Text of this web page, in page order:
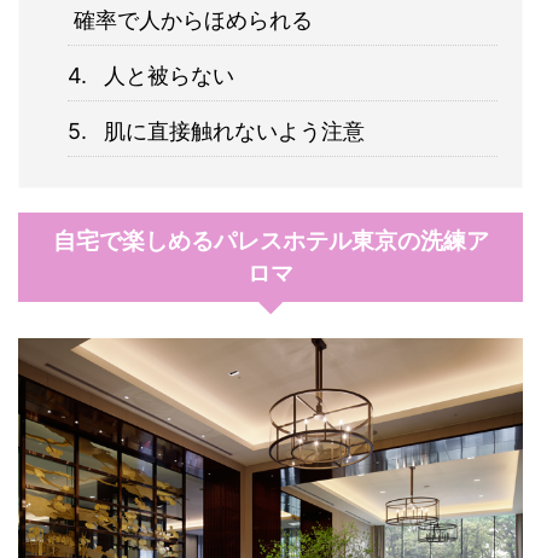
確率で人からほめられる
人と被らない
肌に直接触れないよう注意
自宅で楽しめるパレスホテル東京の洗練ア
ロマ